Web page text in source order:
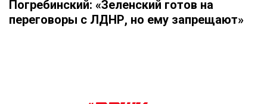
Погребинский: «Зеленский готов на
переговоры с ЛДНР, но ему запрещают»